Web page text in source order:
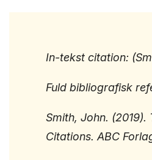
In-tekst citation:
Fuld bibliografisk
Smith, John. (2019).
Citations. ABC